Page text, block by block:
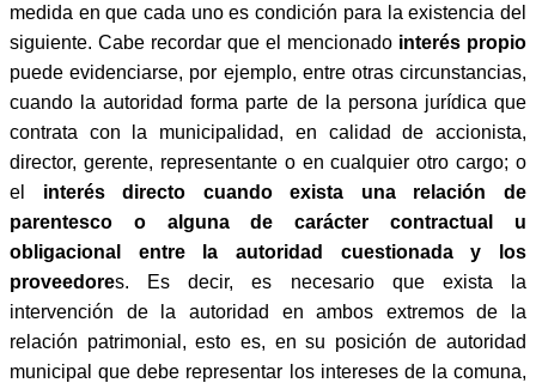
medida en que cada uno es condición para la existencia del
siguiente. Cabe recordar que el mencionado interés propio
puede evidenciarse, por ejemplo, entre otras circunstancias,
cuando la autoridad forma parte de la persona jurídica que
contrata con la municipalidad, en calidad de accionista,
director, gerente, representante o en cualquier otro cargo; o
el interés directo cuando exista una relación de
parentesco o alguna de carácter contractual u
obligacional entre la autoridad cuestionada y los
proveedores. Es decir, es necesario que exista la
intervención de la autoridad en ambos extremos de la
relación patrimonial, esto es, en su posición de autoridad
municipal que debe representar los intereses de la comuna,